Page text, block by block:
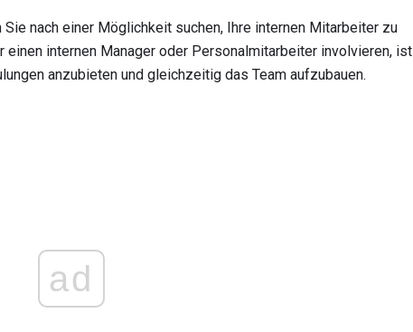
Sie nach einer Möglichkeit suchen, Ihre internen Mitarbeiter zu
internen Manager oder Personalmitarbeiter involvieren, ist
anzubieten und gleichzeitig das Team aufzubauen.
ad